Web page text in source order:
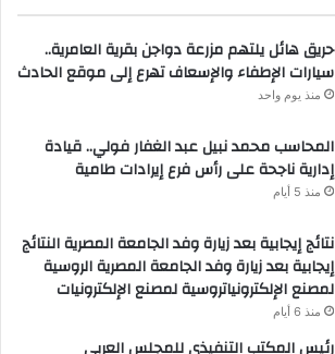
حريق هائل يلتهم مزرعة دواجن بقرية العامرية..
سيارات الإطفاء والإسعاف تهرع إلى موقع الحادث
منذ يوم واحد
المحاسب محمد نبيل عبد الغفار فولي.. قيادة
إدارية ناجحة على رأس فرع إيرادات طامية
منذ 5 أيام
نتائج إيجابية بعد زيارة وفد الجامعة المصرية النتائج
إيجابية بعد زيارة وفد الجامعة المصرية الروسية
لمصنع الإلكترونياتروسية لمصنع الإلكترونيات
منذ 6 أيام